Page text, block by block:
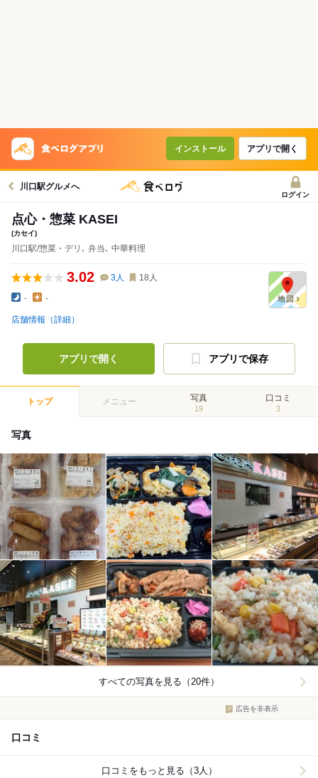
インストール アプリで開く
川口駅グルメへ
ログイン
点心・惣菜 KASEI
(カセイ)
川口駅/惣菜・デリ､ 弁当､ 中華料理
3.02 3人 18 人
- -
店舗情報（詳細）
アプリで開く アプリで保存
トップ メニュー 写真
19
口コミ
3
写真
すべての写真を見る（20件）
広告を非表示
口コミ
口コミをもっと見る（3人）